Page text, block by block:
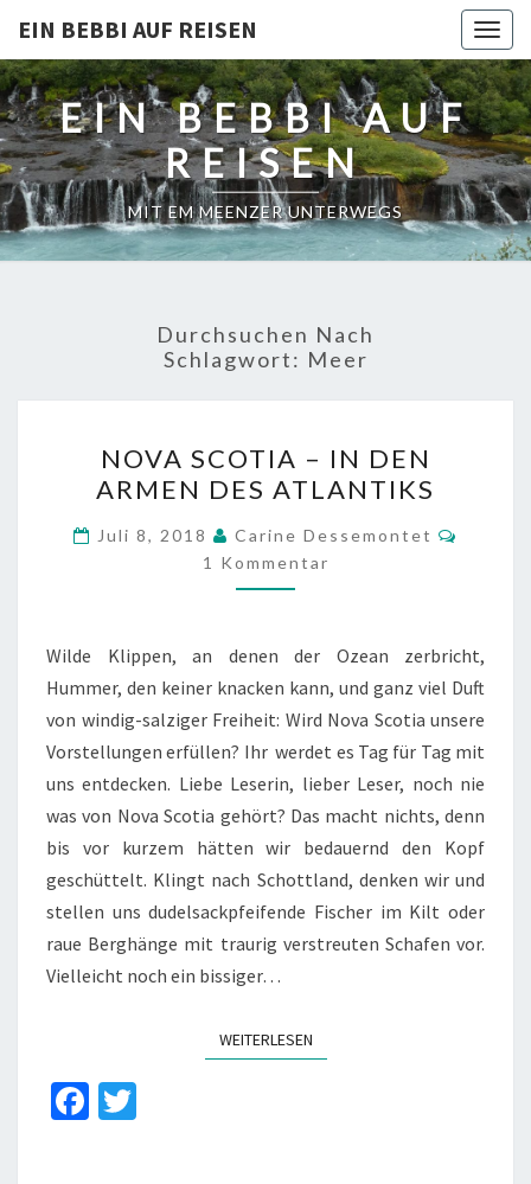
EIN BEBBI AUF REISEN
EIN BEBBI AUF
REISEN
MIT EM MEENZER UNTERWEGS
Durchsuchen Nach
Schlagwort: Meer
SCOTIA
–
IN
DEN
ARMEN
ATLANTIKS
NOVA SCOTIA – IN DEN
ARMEN DES ATLANTIKS
Juli 8, 2018 Carine Dessemontet
1 Kommentar
Wilde Klippen, an denen der Ozean zerbricht,
Hummer, den keiner knacken kann, und ganz viel Duft
von windig-salziger Freiheit: Wird Nova Scotia unsere
Vorstellungen erfüllen? Ihr werdet es Tag für Tag mit
uns entdecken. Liebe Leserin, lieber Leser, noch nie
was von Nova Scotia gehört? Das macht nichts, denn
bis vor kurzem hätten wir bedauernd den Kopf
geschüttelt. Klingt nach Schottland, denken wir und
stellen uns dudelsackpfeifende Fischer im Kilt oder
raue Berghänge mit traurig verstreuten Schafen vor.
Vielleicht noch ein bissiger…
WEITERLESENWEITERLESEN
Fa